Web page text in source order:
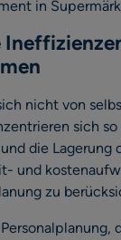
in
nicht von
sich
die Lagerung
und
zu